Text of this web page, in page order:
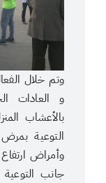
وتم خلال
و العادات
بالأعشاب
التوعية
وأمراض
جانب